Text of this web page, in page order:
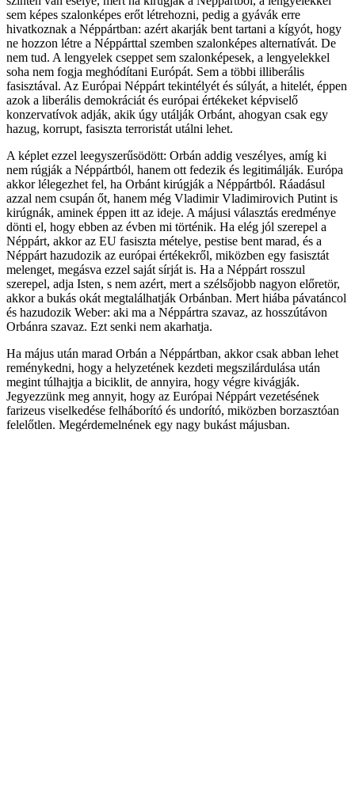
sem képes szalonképes erőt létrehozni, pedig a gyávák erre
hivatkoznak a Néppártban: azért akarják bent tartani a kígyót, hogy
ne hozzon létre a Néppárttal szemben szalonképes alternatívát. De
nem tud. A lengyelek cseppet sem szalonképesek, a lengyelekkel
soha nem fogja meghódítani Európát. Sem a többi illiberális
fasisztával. Az Európai Néppárt tekintélyét és súlyát, a hitelét, éppen
azok a liberális demokráciát és európai értékeket képviselő
konzervatívok adják, akik úgy utálják Orbánt, ahogyan csak egy
hazug, korrupt, fasiszta terroristát utálni lehet.
A képlet ezzel leegyszerűsödött: Orbán addig veszélyes, amíg ki
nem rúgják a Néppártból, hanem ott fedezik és legitimálják. Európa
akkor lélegezhet fel, ha Orbánt kirúgják a Néppártból. Ráadásul
azzal nem csupán őt, hanem még Vladimir Vladimirovich Putint is
kirúgnák, aminek éppen itt az ideje. A májusi választás eredménye
dönti el, hogy ebben az évben mi történik. Ha elég jól szerepel a
Néppárt, akkor az EU fasiszta mételye, pestise bent marad, és a
Néppárt hazudozik az európai értékekről, miközben egy fasisztát
melenget, megásva ezzel saját sírját is. Ha a Néppárt rosszul
szerepel, adja Isten, s nem azért, mert a szélsőjobb nagyon előretör,
akkor a bukás okát megtalálhatják Orbánban. Mert hiába pávatáncol
és hazudozik Weber: aki ma a Néppártra szavaz, az hosszútávon
Orbánra szavaz. Ezt senki nem akarhatja.
Ha május után marad Orbán a Néppártban, akkor csak abban lehet
reménykedni, hogy a helyzetének kezdeti megszilárdulása után
megint túlhajtja a biciklit, de annyira, hogy végre kivágják.
Jegyezzünk meg annyit, hogy az Európai Néppárt vezetésének
farizeus viselkedése felháborító és undorító, miközben borzasztóan
felelőtlen. Megérdemelnének egy nagy bukást májusban.